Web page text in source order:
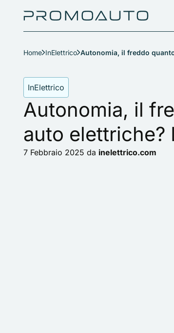
Home InElettrico Autonomia, il freddo
InElettrico
Autonomia, il
auto elettriche?
7 Febbraio 2025 da inelettrico.com